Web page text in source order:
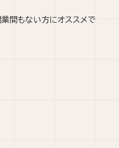
間もない方にオススメで